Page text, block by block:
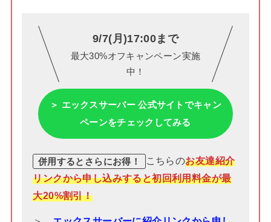
9/7(月)17:00まで
最大30%オフキャンペーン実施
中！
＞ エックスサーバー 公式サイトでキャン
ペーンをチェックしてみる
併用するとさらにお得！ こちらのお友達紹介
リンクから申し込みすると初回利用料金が最
大20%割引！